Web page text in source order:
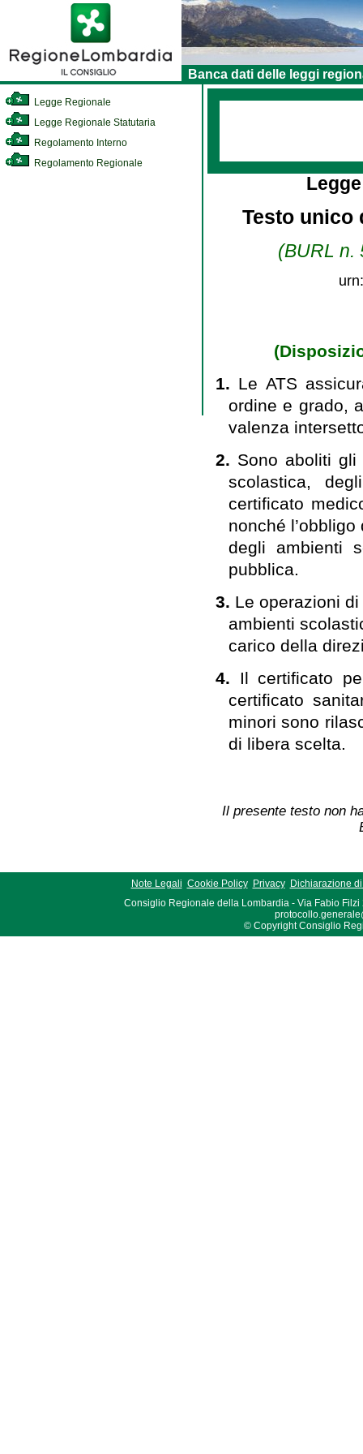
Banca dati delle leggi
Legge Regionale
Legge Regionale Statutaria
Regolamento Interno
Regolamento Regionale
Testo unico
(BURL n.
1. Le ATS
ordine e grado,
valenza
2. Sono aboliti
scolastica,
certificato
nonché
degli ambienti
pubblica.
3. Le operazioni
ambienti
carico della
4.
Il certificato
certificato
minori sono
di libera scelta.
Il presente testo non
Note Legali Cookie Policy Privacy
Dichiarazione
Consiglio Regionale della Lombardia - Via Fabio Filzi
© Copyright Consiglio